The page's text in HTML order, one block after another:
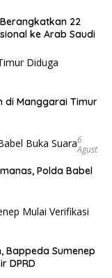
22
ke Arab Saudi
di Manggarai Timur
6
Agust
Polda Babel
Bappeda Sumenep
DPRD